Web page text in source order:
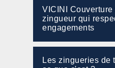
VICINI
zingueur qui
engagements
Les zingueries de